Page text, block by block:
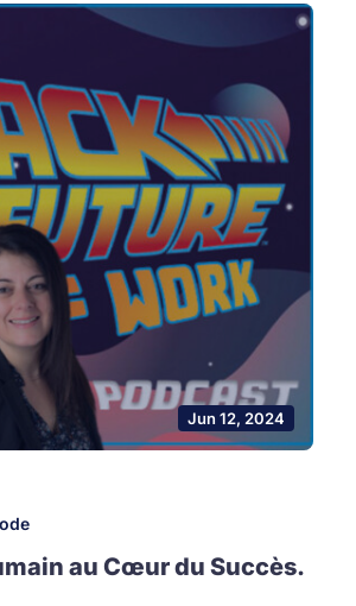
Jun 12, 2024
au Cœur du Succès.